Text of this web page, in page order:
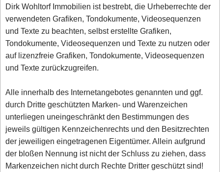
Dirk Wohltorf Immobilien ist bestrebt, die Urheberrechte der
verwendeten Grafiken, Tondokumente, Videosequenzen
und Texte zu beachten, selbst erstellte Grafiken,
Tondokumente, Videosequenzen und Texte zu nutzen oder
auf lizenzfreie Grafiken, Tondokumente, Videosequenzen
und Texte zurückzugreifen.
Alle innerhalb des Internetangebotes genannten und ggf.
durch Dritte geschützten Marken- und Warenzeichen
unterliegen uneingeschränkt den Bestimmungen des
jeweils gültigen Kennzeichenrechts und den Besitzrechten
der jeweiligen eingetragenen Eigentümer. Allein aufgrund
der bloßen Nennung ist nicht der Schluss zu ziehen, dass
Markenzeichen nicht durch Rechte Dritter geschützt sind!